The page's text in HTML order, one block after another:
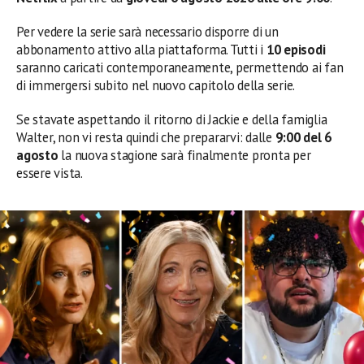
Per vedere la serie sarà necessario disporre di un
abbonamento attivo alla piattaforma. Tutti i 10 episodi
saranno caricati contemporaneamente, permettendo ai fan
di immergersi subito nel nuovo capitolo della serie.
Se stavate aspettando il ritorno di Jackie e della famiglia
Walter, non vi resta quindi che prepararvi: dalle 9:00 del 6
agosto la nuova stagione sarà finalmente pronta per
essere vista.